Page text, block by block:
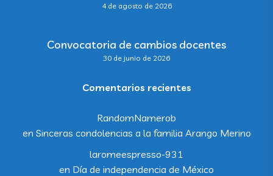
4 de agosto de 2026
Convocatoria de cambios docentes
30 de junio de 2026
Comentarios recientes
RandomNamerob
en Sinceras condolencias a la familia Arango Merino
laromeespresso-931
en Día de independencia de México